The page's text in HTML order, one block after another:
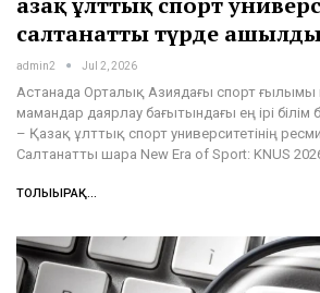
салтанатты түрде
admin2 Jul 2, 2026
Астанада Орталық Азиядағы спорт ғылымы
мамандар даярлау бағытындағы ең ірі білім
– Қазақ ұлттық спорт университетінің
Салтанатты шара New Era of Sport: KNUS
ТОЛЫҒЫРАҚ...